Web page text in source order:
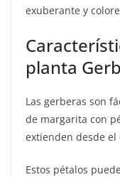
exuberante y
planta
Las gerberas son
de margarita con
extienden desde el
Estos pétalos